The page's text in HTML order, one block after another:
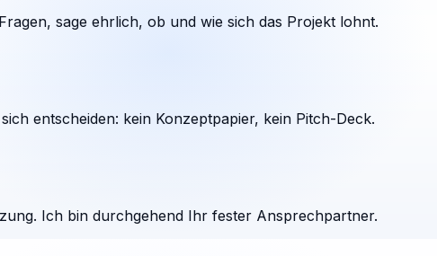
sage ehrlich, ob und wie sich das Projekt lohnt.
entscheiden: kein Konzeptpapier, kein Pitch-Deck.
Ich bin durchgehend Ihr fester Ansprechpartner.